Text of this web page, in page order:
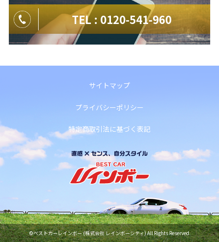
TEL : 0120-541-960
サイトマップ
プライバシーポリシー
特定商取引法に基づく表記
©ベストカーレインボー (株式会社 レインボーシティ) All Rights Reserved.